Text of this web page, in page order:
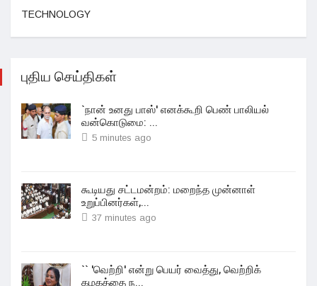
TECHNOLOGY
புதிய செய்திகள்
`நான் உனது பாஸ்' எனக்கூறி பெண் பாலியல்
வன்கொடுமை: ...
5 minutes ago
கூடியது சட்டமன்றம்: மறைந்த முன்னாள்
உறுப்பினர்கள்,...
37 minutes ago
`` 'வெற்றி' என்று பெயர் வைத்து, வெற்றிக்
கழகத்தை ந...